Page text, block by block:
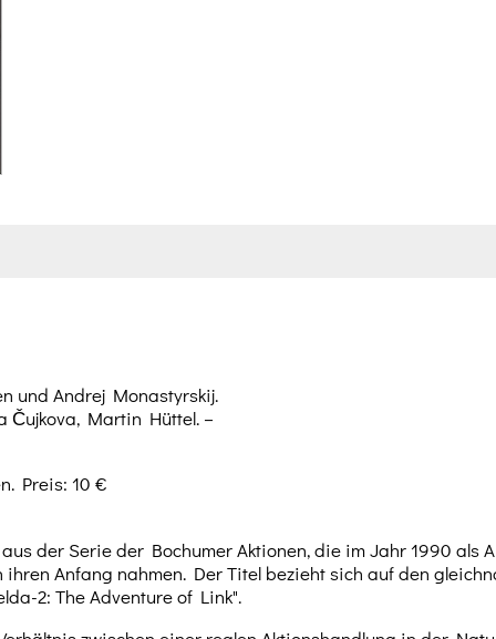
und Andrej Monastyrskij.
Čujkova, Martin Hüttel. –
Preis: 10 €
der Serie der Bochumer Aktionen, die im Jahr 1990 als
Anfang nahmen. Der Titel bezieht sich auf den
2: The Adventure of Link".